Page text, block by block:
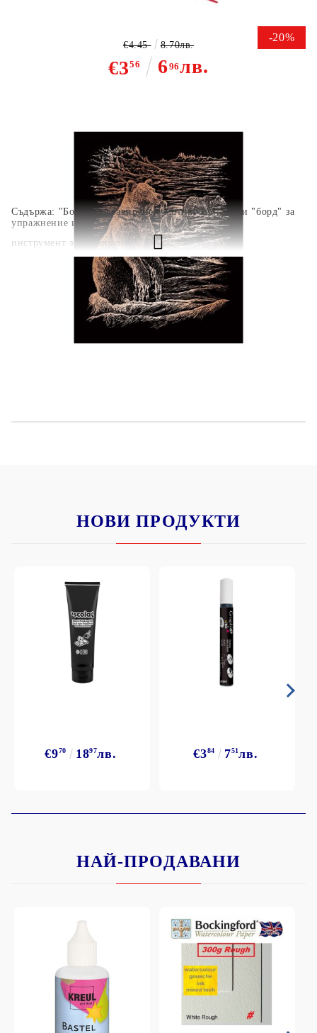
-20%
€356 696лв.
€4.45 8.70лв.
Съдържа: "Борд" за гравиране с мотив - А4, мини "борд" за
упражнение и
инструмент за гравиране
НОВИ ПРОДУКТИ
€970 1897лв. €384 751лв.
НАЙ-ПРОДАВАНИ